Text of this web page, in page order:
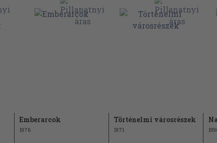
Emberarcok
1976
Történelmi városrészek
1971